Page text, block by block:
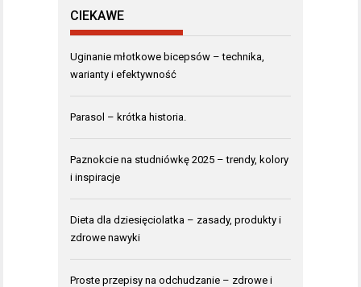
CIEKAWE
Uginanie młotkowe bicepsów – technika,
warianty i efektywność
Parasol – krótka historia.
Paznokcie na studniówkę 2025 – trendy, kolory
i inspiracje
Dieta dla dziesięciolatka – zasady, produkty i
zdrowe nawyki
Proste przepisy na odchudzanie – zdrowe i